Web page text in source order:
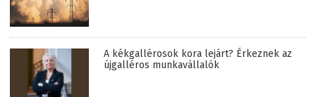
A kékgallérosok kora lejárt? Érkeznek az
újgalléros munkavállalók